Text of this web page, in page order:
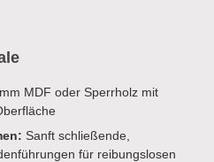
MDF oder Sperrholz mit
Sanft schließende,
für reibungslosen